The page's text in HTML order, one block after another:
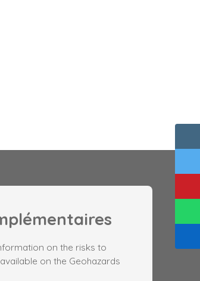
on the risks to
on the Geohazards